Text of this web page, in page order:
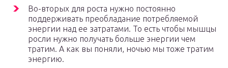
Во-вторых для роста нужно постоянно
поддерживать преобладание потребляемой
энергии над ее затратами. То есть чтобы мышцы
росли нужно получать больше энергии чем
тратим. А как вы поняли, ночью мы тоже тратим
энергию.